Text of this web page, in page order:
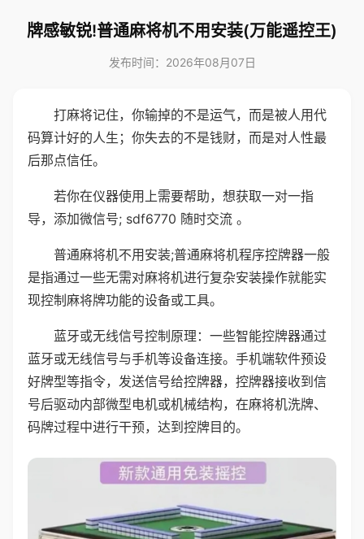
牌感敏锐!普通麻将机不用安装(万能遥控王)
发布时间：2026年08月07日
打麻将记住，你输掉的不是运气，而是被人用代
码算计好的人生；你失去的不是钱财，而是对人性最
后那点信任。
若你在仪器使用上需要帮助，想获取一对一指
导，添加微信号; sdf6770 随时交流 。
普通麻将机不用安装;普通麻将机程序控牌器一般
是指通过一些无需对麻将机进行复杂安装操作就能实
现控制麻将牌功能的设备或工具。
蓝牙或无线信号控制原理：一些智能控牌器通过
蓝牙或无线信号与手机等设备连接。手机端软件预设
好牌型等指令，发送信号给控牌器，控牌器接收到信
号后驱动内部微型电机或机械结构，在麻将机洗牌、
码牌过程中进行干预，达到控牌目的。